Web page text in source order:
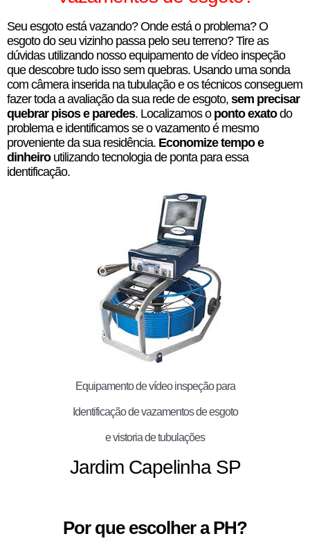
Seu esgoto está vazando? Onde está o problema? O
esgoto do seu vizinho passa pelo seu terreno? Tire as
dúvidas utilizando nosso equipamento de vídeo inspeção
que descobre tudo isso sem quebras. Usando uma sonda
com câmera inserida na tubulação e os técnicos conseguem
fazer toda a avaliação da sua rede de esgoto, sem precisar
quebrar pisos e paredes. Localizamos o ponto exatodo
problema e identificamos se o vazamento é mesmo
proveniente da sua residência. Economize tempo e
dinheiroutilizando tecnologia de ponta para essa
identificação.
Equipamento de vídeo inspeção para
Identificação de vazamentos de esgoto
e vistoria de tubulações
Jardim Capelinha SP
Por que escolher a PH?